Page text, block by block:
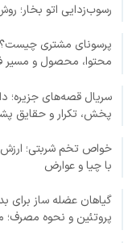
رسوب‌زدایی اتو بخار؛
پرسونای مشتری
محتوا، محصول و مسیر
پخش، تکرار و حقایق
خواص تخم شربتی؛ ارزش
با چیا و عوارض
گیاهان عضله ساز برای
پروتئین و نحوه مصرف؛